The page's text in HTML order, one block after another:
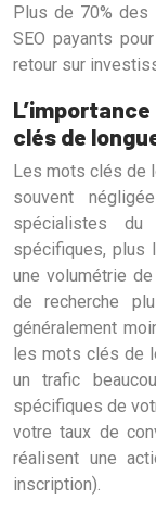
Plus de 70%
SEO payants
retour sur
clés de
Les mots clés de
souvent
spécialistes du
spécifiques, plus
une volumétrie
de recherche
généralement
les mots clés de
un trafic
spécifiques de
votre taux de
réalisent une
inscription).